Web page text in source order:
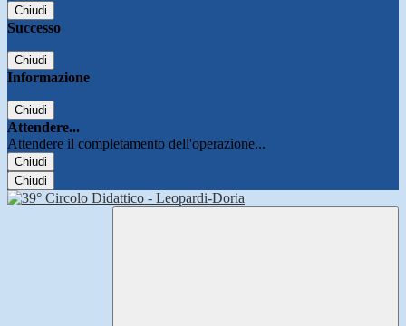
Chiudi
Successo
Chiudi
Informazione
Chiudi
Attendere...
Attendere il completamento dell'operazione...
Chiudi
Chiudi